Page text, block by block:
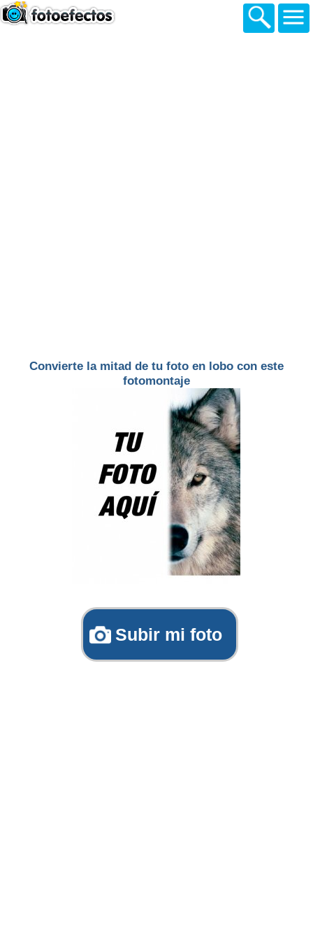
Convierte la mitad de tu foto en lobo con este
fotomontaje
Subir mi foto